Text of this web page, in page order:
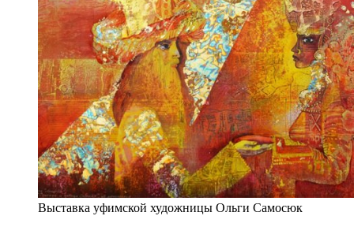
Выставка уфимской художницы Ольги Самосюк